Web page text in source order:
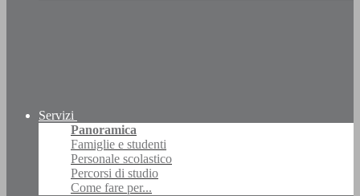
Servizi
Panoramica
Famiglie e studenti
Personale scolastico
Percorsi di studio
Come fare per...